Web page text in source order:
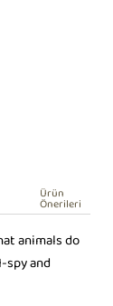
Ürün
Önerileri
animals do
and